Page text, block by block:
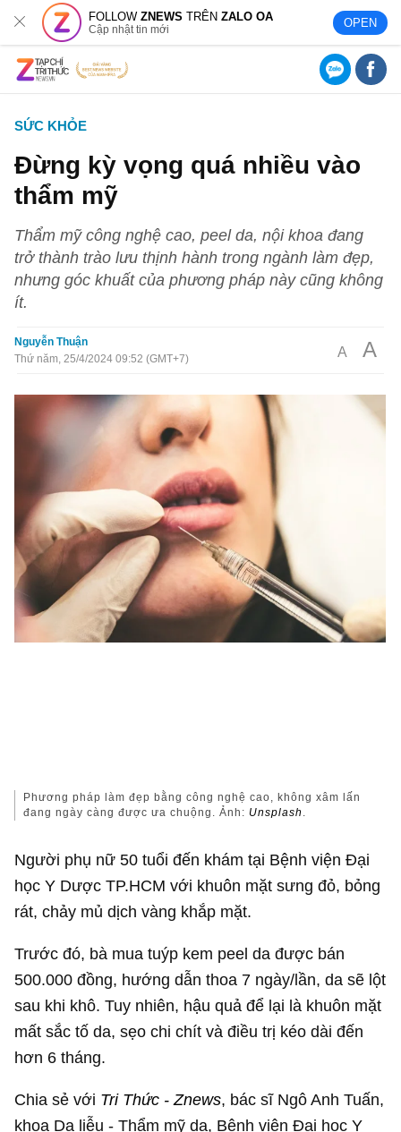
FOLLOWZNEWS TRÊNZALO OA
Cập nhật tin mới OPEN
SỨC KHỎE
Đừng kỳ vọng quá nhiều vào
thẩm mỹ
Thẩm mỹ công nghệ cao, peel da, nội khoa đang
trở thành trào lưu thịnh hành trong ngành làm đẹp,
nhưng góc khuất của phương pháp này cũng không
ít.
Nguyễn Thuận
Thứ năm, 25/4/2024 09:52 (GMT+7)
A A
Phương pháp làm đẹp bằng công nghệ cao, không xâm lấn
đang ngày càng được ưa chuộng. Ảnh: Unsplash .
Người phụ nữ 50 tuổi đến khám tại Bệnh viện Đại
học Y Dược TP.HCM với khuôn mặt sưng đỏ, bỏng
rát, chảy mủ dịch vàng khắp mặt.
Trước đó, bà mua tuýp kem peel da được bán
500.000 đồng, hướng dẫn thoa 7 ngày/lần, da sẽ lột
sau khi khô. Tuy nhiên, hậu quả để lại là khuôn mặt
mất sắc tố da, sẹo chi chít và điều trị kéo dài đến
hơn 6 tháng.
Chia sẻ với Tri Thức - Znews, bác sĩ Ngô Anh Tuấn,
khoa Da liễu - Thẩm mỹ da, Bệnh viện Đại học Y